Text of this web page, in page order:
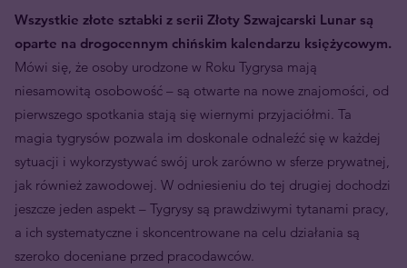
Wszystkie złote sztabki z serii Złoty Szwajcarski Lunar są
oparte na drogocennym chińskim kalendarzu księżycowym.
Mówi się, że osoby urodzone w Roku Tygrysa mają
niesamowitą osobowość – są otwarte na nowe znajomości, od
pierwszego spotkania stają się wiernymi przyjaciółmi. Ta
magia tygrysów pozwala im doskonale odnaleźć się w każdej
sytuacji i wykorzystywać swój urok zarówno w sferze prywatnej,
jak również zawodowej. W odniesieniu do tej drugiej dochodzi
jeszcze jeden aspekt – Tygrysy są prawdziwymi tytanami pracy,
a ich systematyczne i skoncentrowane na celu działania są
szeroko doceniane przed pracodawców.